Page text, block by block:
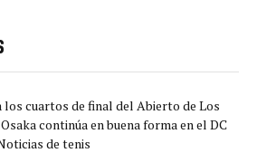
cuartos de final del Abierto de Los
continúa en buena forma en el DC
de tenis